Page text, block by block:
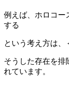
例えば、ホロコー
する
という考え方は、
そうした存在を排
れています。